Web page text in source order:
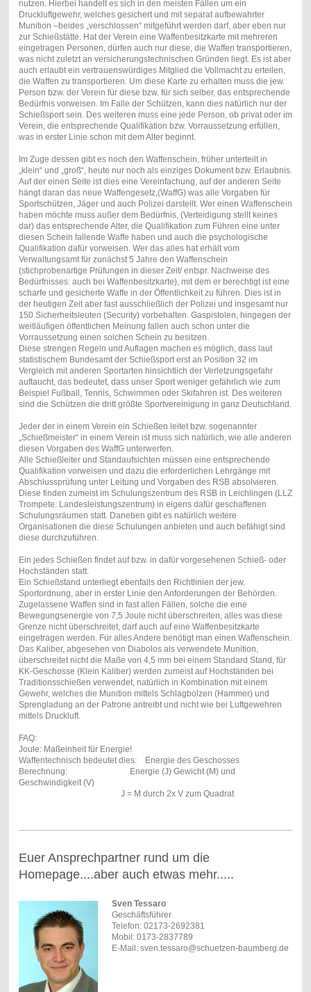
nutzen. Hierbei handelt es sich in den meisten Fällen um ein
Druckluftgewehr, welches gesichert und mit separat aufbewahrter
Munition –beides „verschlossen“ mitgeführt werden darf, aber eben nur
zur Schießstätte. Hat der Verein eine Waffenbesitzkarte mit mehreren
eingetragen Personen, dürfen auch nur diese, die Waffen transportieren,
was nicht zuletzt an versicherungstechnischen Gründen liegt. Es ist aber
auch erlaubt ein vertrauenswürdiges Mitglied die Vollmacht zu erteilen,
die Waffen zu transportieren. Um diese Karte zu erhalten muss die jew.
Person bzw. der Verein für diese bzw. für sich selber, das entsprechende
Bedürfnis vorweisen. Im Falle der Schützen, kann dies natürlich nur der
Schießsport sein. Des weiteren muss eine jede Person, ob privat oder im
Verein, die entsprechende Qualifikation bzw. Vorraussetzung erfüllen,
was in erster Linie schon mit dem Alter beginnt.
Im Zuge dessen gibt es noch den Waffenschein, früher unterteilt in
„klein“ und „groß“, heute nur noch als einziges Dokument bzw. Erlaubnis.
Auf der einen Seite ist dies eine Vereinfachung, auf der anderen Seite
hängt daran das neue Waffengesetz,(WaffG) was alle Vorgaben für
Sportschützen, Jäger und auch Polizei darstellt. Wer einen Waffenschein
haben möchte muss außer dem Bedürfnis, (Verteidigung stellt keines
dar) das entsprechende Alter, die Qualifikation zum Führen eine unter
diesen Schein fallende Waffe haben und auch die psychologische
Qualifikation dafür vorweisen. Wer das alles hat erhält vom
Verwaltungsamt für zunächst 5 Jahre den Waffenschein
(stichprobenartige Prüfungen in dieser Zeit/ entspr. Nachweise des
Bedürfnisses: auch bei Waffenbesitzkarte), mit dem er berechtigt ist eine
scharfe und gesicherte Waffe in der Öffentlichkeit zu führen. Dies ist in
der heutigen Zeit aber fast ausschließlich der Polizei und insgesamt nur
150 Sicherheitsleuten (Security) vorbehalten. Gaspistolen, hingegen der
weitläufigen öffentlichen Meinung fallen auch schon unter die
Vorraussetzung einen solchen Schein zu besitzen.
Diese strengen Regeln und Auflagen machen es möglich, dass laut
statistischem Bundesamt der Schießsport erst an Position 32 im
Vergleich mit anderen Sportarten hinsichtlich der Verletzungsgefahr
auftaucht, das bedeutet, dass unser Sport weniger gefährlich wie zum
Beispiel Fußball, Tennis, Schwimmen oder Skifahren ist. Des weiteren
sind die Schützen die dritt größte Sportvereinigung in ganz Deutschland.
Jeder der in einem Verein ein Schießen leitet bzw. sogenannter
„Schießmeister“ in einem Verein ist muss sich natürlich, wie alle anderen
diesen Vorgaben des WaffG unterwerfen.
Alle Schießleiter und Standaufsichten müssen eine entsprechende
Qualifikation vorweisen und dazu die erforderlichen Lehrgänge mit
Abschlussprüfung unter Leitung und Vorgaben des RSB absolvieren.
Diese finden zumeist im Schulungszentrum des RSB in Leichlingen (LLZ
Trompete: Landesleistungszentrum) in eigens dafür geschaffenen
Schulungsräumen statt. Daneben gibt es natürlich weitere
Organisationen die diese Schulungen anbieten und auch befähigt sind
diese durchzuführen.
Ein jedes Schießen findet auf bzw. in dafür vorgesehenen Schieß- oder
Hochständen statt.
Ein Schießstand unterliegt ebenfalls den Richtlinien der jew.
Sportordnung, aber in erster Linie den Anforderungen der Behörden.
Zugelassene Waffen sind in fast allen Fällen, solche die eine
Bewegungsenergie von 7,5 Joule nicht überschreiten, alles was diese
Grenze nicht überschreitet, darf auch auf eine Waffenbesitzkarte
eingetragen werden. Für alles Andere benötigt man einen Waffenschein.
Das Kaliber, abgesehen von Diabolos als verwendete Munition,
überschreitet nicht die Maße von 4,5 mm bei einem Standard Stand, für
KK-Geschosse (Klein Kaliber) werden zumeist auf Hochständen bei
Traditionsschießen verwendet, natürlich in Kombination mit einem
Gewehr, welches die Munition mittels Schlagbolzen (Hammer) und
Sprengladung an der Patrone antreibt und nicht wie bei Luftgewehren
mittels Druckluft.
FAQ:
Joule: Maßeinheit für Energie!
Waffentechnisch bedeutet dies: Energie des Geschosses
Berechnung: Energie (J) Gewicht (M) und
Geschwindigkeit (V)
J = M durch 2x V zum Quadrat
Euer Ansprechpartner rund um die
Homepage....aber auch etwas mehr.....
Sven Tessaro
Geschäftsführer
Telefon: 02173-2692381
Mobil: 0173-2837789
E-Mail: sven.tessaro@schuetzen-baumberg.de